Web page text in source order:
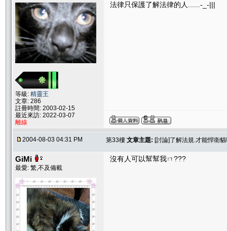
等級: 精靈王
文章: 286
註冊時間: 2003-02-15
最近來訪: 2022-03-07
離線
法律只保護了解法律的人......-_-|||
2004-08-03 04:31 PM 第33樓 文章主題: [討論]了解法規.才能悍衛
GiMi
最愛: 繁,不及備載
沒有人可以幫幫我ㄇ???